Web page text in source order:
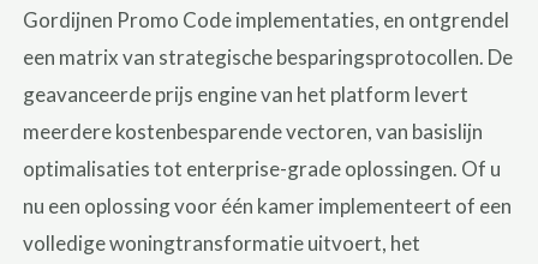
Gordijnen Promo Code implementaties, en ontgrendel
een matrix van strategische besparingsprotocollen. De
geavanceerde prijs engine van het platform levert
meerdere kostenbesparende vectoren, van basislijn
optimalisaties tot enterprise-grade oplossingen. Of u
nu een oplossing voor één kamer implementeert of een
volledige woningtransformatie uitvoert, het